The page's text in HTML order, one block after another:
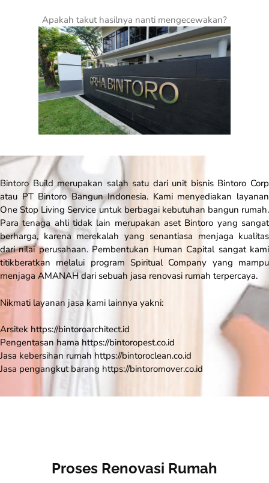
Apakah takut hasilnya nanti mengecewakan?
Bintoro Build merupakan salah satu dari unit bisnis Bintoro Corp
atau PT Bintoro Bangun Indonesia. Kami menyediakan layanan
One Stop Living Service untuk berbagai kebutuhan bangun rumah.
Para tenaga ahli tidak lain merupakan aset Bintoro yang sangat
berharga, karena merekalah yang senantiasa menjaga kualitas
dari nilai perusahaan. Pembentukan Human Capitalsangat kami
titikberatkan melalui program Spiritual Company yang mampu
menjaga AMANAH dari sebuah jasa renovasi rumah terpercaya.
Nikmati layanan jasa kami lainnya yakni:
Arsitek https://bintoroarchitect.id
Pengentasan hama https://bintoropest.co.id
Jasa kebersihan rumah https://bintoroclean.co.id
Jasa pengangkut barang https://bintoromover.co.id
Proses Renovasi Rumah